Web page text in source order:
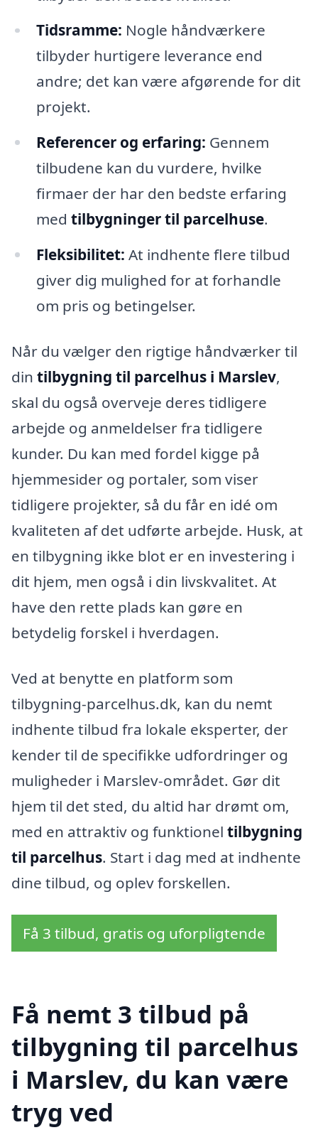
Tidsramme: Nogle håndværkere
tilbyder hurtigere leverance end
andre; det kan være afgørende for dit
projekt.
Referencer og erfaring: Gennem
tilbudene kan du vurdere, hvilke
firmaer der har den bedste erfaring
med tilbygninger til parcelhuse.
Fleksibilitet: At indhente flere tilbud
giver dig mulighed for at forhandle
om pris og betingelser.
Når du vælger den rigtige håndværker til
din tilbygning til parcelhus i Marslev,
skal du også overveje deres tidligere
arbejde og anmeldelser fra tidligere
kunder. Du kan med fordel kigge på
hjemmesider og portaler, som viser
tidligere projekter, så du får en idé om
kvaliteten af det udførte arbejde. Husk, at
en tilbygning ikke blot er en investering i
dit hjem, men også i din livskvalitet. At
have den rette plads kan gøre en
betydelig forskel i hverdagen.
Ved at benytte en platform som
tilbygning-parcelhus.dk, kan du nemt
indhente tilbud fra lokale eksperter, der
kender til de specifikke udfordringer og
muligheder i Marslev-området. Gør dit
hjem til det sted, du altid har drømt om,
med en attraktiv og funktionel tilbygning
til parcelhus. Start i dag med at indhente
dine tilbud, og oplev forskellen.
Få 3 tilbud, gratis og uforpligtende
Få nemt 3 tilbud på
tilbygning til parcelhus
i Marslev, du kan være
tryg ved